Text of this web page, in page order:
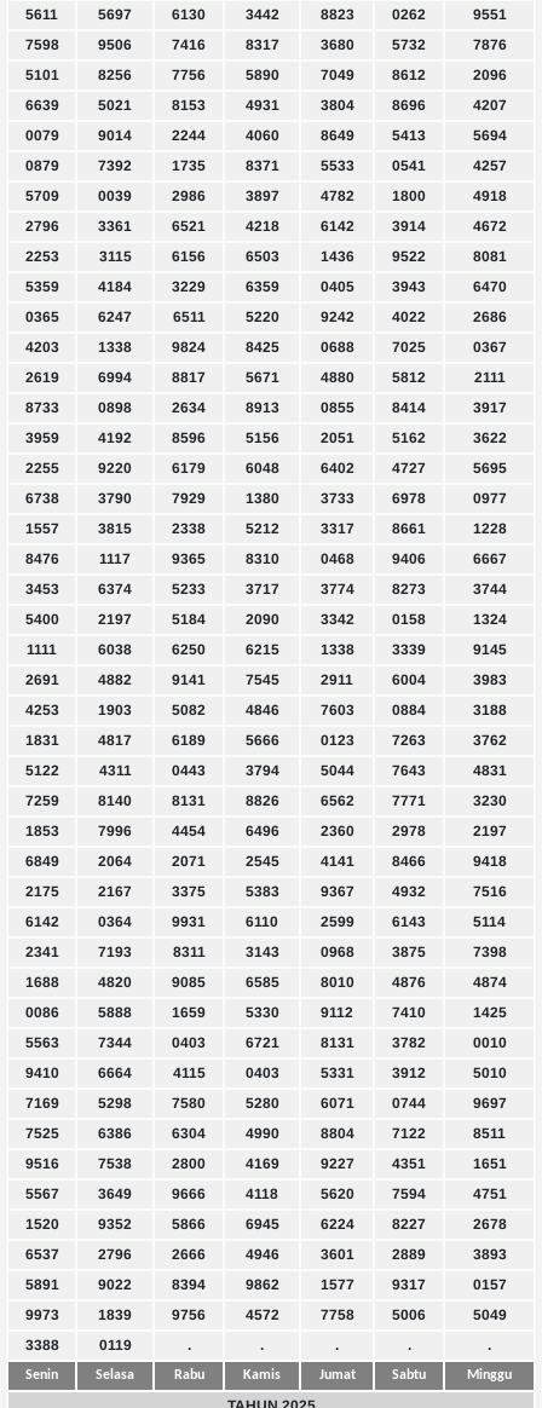
5611
5697 6130 3442 8823 0262
9551
7598
9506 7416 8317 3680 5732
7876
5101
8256 7756 5890 7049 8612
2096
6639
5021 8153 4931 3804 8696
4207
0079
9014 2244 4060 8649 5413
5694
0879
7392 1735 8371 5533 0541
4257
5709
0039 2986 3897 4782 1800
4918
2796
3361 6521 4218 6142 3914
4672
2253
3115 6156 6503 1436 9522
8081
5359
4184 3229 6359 0405 3943
6470
0365
6247 6511 5220 9242 4022
2686
4203
1338 9824 8425 0688 7025
0367
2619
6994 8817 5671 4880 5812
2111
8733
0898 2634 8913 0855 8414
3917
3959
4192 8596 5156 2051 5162
3622
2255
9220 6179 6048 6402 4727
5695
6738
3790 7929 1380 3733 6978
0977
1557
3815 2338 5212 3317 8661
1228
8476
1117 9365 8310 0468 9406
6667
3453
6374 5233 3717 3774 8273
3744
5400
2197 5184 2090 3342 0158
1324
1111
6038 6250 6215 1338 3339
9145
2691
4882 9141 7545 2911 6004
3983
4253
1903 5082 4846 7603 0884
3188
1831
4817 6189 5666 0123 7263
3762
5122
4311 0443 3794 5044 7643
4831
7259
8140 8131 8826 6562 7771
3230
1853
7996 4454 6496 2360 2978
2197
6849
2064 2071 2545 4141 8466
9418
2175
2167 3375 5383 9367 4932
7516
6142
0364 9931 6110 2599 6143
5114
2341
7193 8311 3143 0968 3875
7398
1688
4820 9085 6585 8010 4876
4874
0086
5888 1659 5330 9112 7410
1425
5563
7344 0403 6721 8131 3782
0010
9410
6664 4115 0403 5331 3912
5010
7169
5298 7580 5280 6071 0744
9697
7525
6386 6304 4990 8804 7122
8511
9516
7538 2800 4169 9227 4351
1651
5567
3649 9666 4118 5620 7594
4751
1520
9352 5866 6945 6224 8227
2678
6537
2796 2666 4946 3601 2889
3893
5891
9022 8394 9862 1577 9317
0157
9973
1839 9756 4572 7758 5006
5049
3388
0119 . . . . .
Senin Selasa Rabu Kamis Jumat Sabtu Minggu